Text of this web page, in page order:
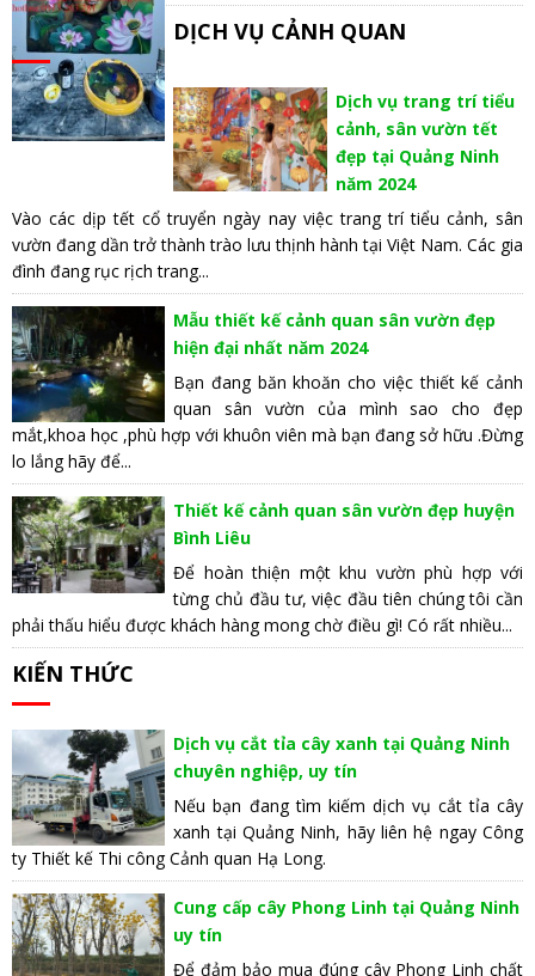
DỊCH VỤ CẢNH QUAN
Dịch vụ trang trí tiểu
cảnh, sân vườn tết
đẹp tại Quảng Ninh
năm 2024
Vào các dịp tết cổ truyển ngày nay việc trang trí tiểu cảnh, sân
vườn đang dần trở thành trào lưu thịnh hành tại Việt Nam. Các gia
đình đang rục rịch trang...
Mẫu thiết kế cảnh quan sân vườn đẹp
hiện đại nhất năm 2024
Bạn đang băn khoăn cho việc thiết kế cảnh
quan sân vườn của mình sao cho đẹp
mắt,khoa học ,phù hợp với khuôn viên mà bạn đang sở hữu .Đừng
lo lắng hãy để...
Thiết kế cảnh quan sân vườn đẹp huyện
Bình Liêu
Để hoàn thiện một khu vườn phù hợp với
từng chủ đầu tư, việc đầu tiên chúng tôi cần
phải thấu hiểu được khách hàng mong chờ điều gì! Có rất nhiều...
KIẾN THỨC
Dịch vụ cắt tỉa cây xanh tại Quảng Ninh
chuyên nghiệp, uy tín
Nếu bạn đang tìm kiếm dịch vụ cắt tỉa cây
xanh tại Quảng Ninh, hãy liên hệ ngay Công
ty Thiết kế Thi công Cảnh quan Hạ Long.
Cung cấp cây Phong Linh tại Quảng Ninh
uy tín
Để đảm bảo mua đúng cây Phong Linh chất